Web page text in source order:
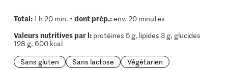
Total:1 h 20 min. • dont prép.:env. 20 minutes
Valeurs nutritives par l:protéines 5 g, lipides 3 g, glucides
128 g, 600 kcal
Sans gluten
Sans lactose Végétarien